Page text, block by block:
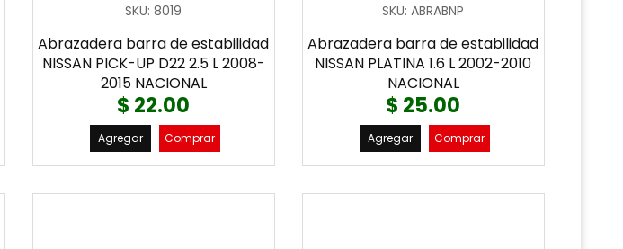
SKU:8019
Abrazadera barra de estabilidad
NISSAN PICK-UP D22 2.5 L 2008-
2015 NACIONAL
$ 22.00
Agregar Comprar
SKU:ABRABNP
Abrazadera barra de estabilidad
NISSAN PLATINA 1.6 L 2002-2010
NACIONAL
$ 25.00
Agregar Comprar